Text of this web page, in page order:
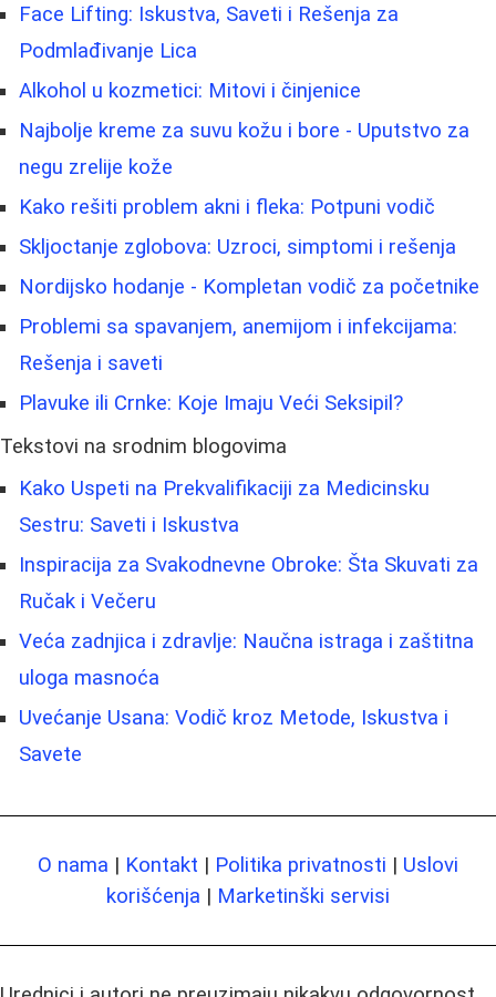
Face Lifting: Iskustva, Saveti i Rešenja za
Podmlađivanje Lica
Alkohol u kozmetici: Mitovi i činjenice
Najbolje kreme za suvu kožu i bore - Uputstvo za
negu zrelije kože
Kako rešiti problem akni i fleka: Potpuni vodič
Skljoctanje zglobova: Uzroci, simptomi i rešenja
Nordijsko hodanje - Kompletan vodič za početnike
Problemi sa spavanjem, anemijom i infekcijama:
Rešenja i saveti
Plavuke ili Crnke: Koje Imaju Veći Seksipil?
Tekstovi na srodnim blogovima
Kako Uspeti na Prekvalifikaciji za Medicinsku
Sestru: Saveti i Iskustva
Inspiracija za Svakodnevne Obroke: Šta Skuvati za
Ručak i Večeru
Veća zadnjica i zdravlje: Naučna istraga i zaštitna
uloga masnoća
Uvećanje Usana: Vodič kroz Metode, Iskustva i
Savete
O nama | Kontakt | Politika privatnosti | Uslovi
korišćenja | Marketinški servisi